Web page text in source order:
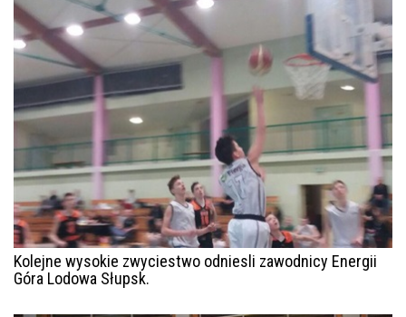
Kolejne wysokie zwyciestwo odniesli zawodnicy Energii
Góra Lodowa Słupsk.